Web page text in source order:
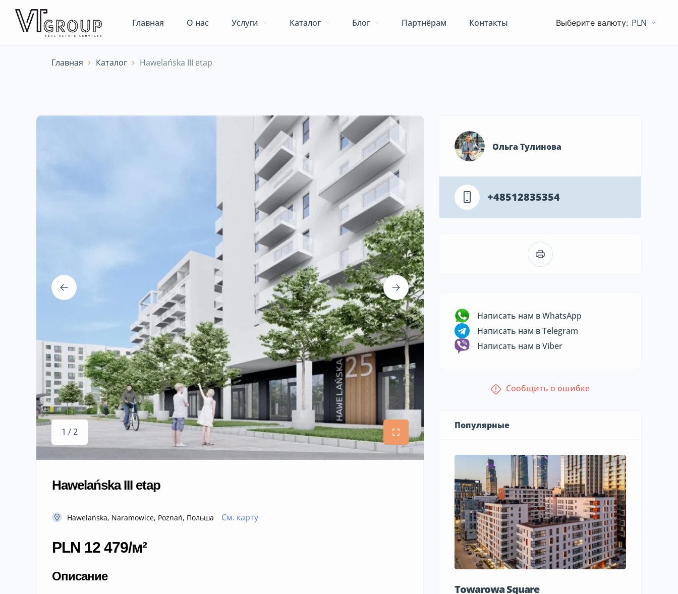
Главная О нас Услуги Каталог Блог Партнёрам Контакты PLN
Главная Каталог Hawelańska III etap
1 / 2
Hawelańska III etap
Hawelańska, Naramowice, Poznań, Польша См. карту
PLN 12 479/м²
Описание
Ольга Тулинова
+48512835354
Написать нам в WhatsApp
Написать нам в Telegram
Написать нам в Viber
Сообщить о ошибке
Популярные
Towarowa Square